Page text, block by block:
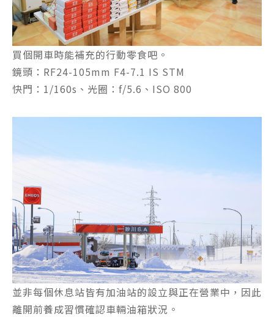
買個開車時能補充的行動零食吧。
鏡頭：RF24-105mm F4-7.1 IS STM
快門：1/160s、光圈：f/5.6、ISO 800
並非每個休息站皆有加油站的設立與正在營業中，因此
離開前養成習慣確認車輛油箱狀況。